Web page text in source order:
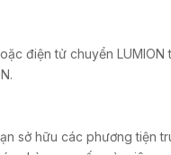
điện tử chuyển LUMION
sở hữu các phương tiện